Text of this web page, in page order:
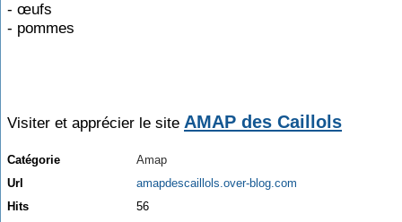
- œufs
- pommes
Visiter et apprécier le site AMAP des Caillols
Catégorie
Amap
Url
amapdescaillols.over-blog.com
Hits
56